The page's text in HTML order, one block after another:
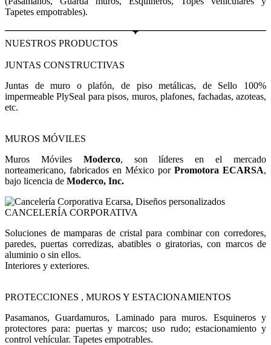
Tapetes empotrables).
NUESTROS PRODUCTOS
JUNTAS CONSTRUCTIVAS
Juntas de muro o plafón, de piso metálicas, de Sello 100%
impermeable PlySeal para pisos, muros, plafones, fachadas, azoteas,
etc.
MUROS MÓVILES
Muros Móviles Moderco, son líderes en el mercado
norteamericano, fabricados en México por Promotora ECARSA,
bajo licencia de Moderco, Inc.
CANCELERÍA CORPORATIVA
Soluciones de mamparas de cristal para combinar con corredores,
paredes, puertas corredizas, abatibles o giratorias, con marcos de
aluminio o sin ellos.
Interiores y exteriores.
PROTECCIONES , MUROS Y ESTACIONAMIENTOS
Pasamanos, Guardamuros, Laminado para muros. Esquineros y
protectores para: puertas y marcos; uso rudo; estacionamiento y
control vehícular. Tapetes empotrables.